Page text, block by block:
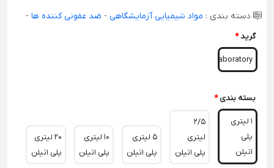
دسته بندی : مواد شیمیایی آزمایشگاهی - ضد عفونی کننده ها -
گرید*
Laboratory
بسته بندی *
1 لیتری
پلی
اتیلن
2/5
لیتری
پلی اتیلن
5 لیتری
پلی اتیلن
10 لیتری
پلی اتیلن
20 لیتری
پلی اتیلن